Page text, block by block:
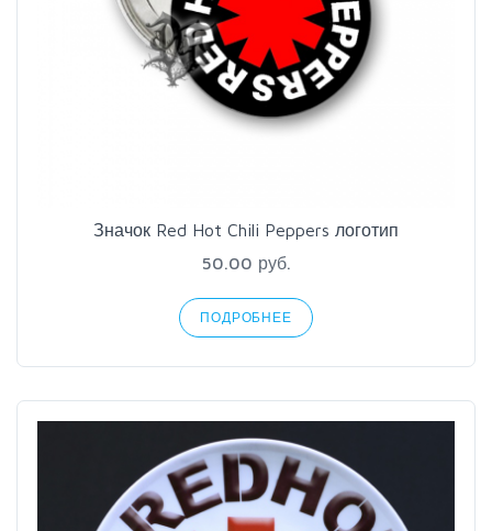
Значок Red Hot Chili Peppers логотип
50.00 руб.
ПОДРОБНЕЕ